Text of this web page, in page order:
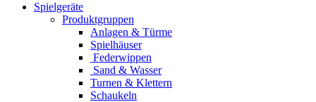
Spielgeräte
Produktgruppen
Anlagen & Türme
Spielhäuser
Federwippen
Sand & Wasser
Turnen & Klettern
Schaukeln